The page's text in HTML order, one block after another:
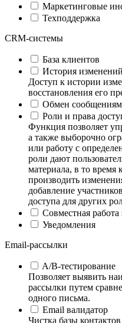
Маркетинговые
Техподдержка
CRM-системы
База клиентов
История изменений
Доступ к истории
восстановления его
Обмен
Роли и права
Функция позволяет
а также выборочно
или работу с
роли дают
материала, в то время
производить
добавление
доступа для других
Совместная работа
Уведомления
Email-рассылки
A/B-тестирование
Позволяет выявить
рассылки путем
одного письма.
Email валидатор
Чистка базы